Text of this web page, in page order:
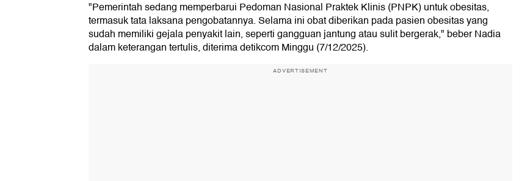
"Pemerintah sedang memperbarui Pedoman Nasional Praktek Klinis (PNPK) untuk obesitas,
termasuk tata laksana pengobatannya. Selama ini obat diberikan pada pasien obesitas yang
sudah memiliki gejala penyakit lain, seperti gangguan jantung atau sulit bergerak," beber Nadia
dalam keterangan tertulis, diterima detikcom Minggu (7/12/2025).
ADVERTISEMENT